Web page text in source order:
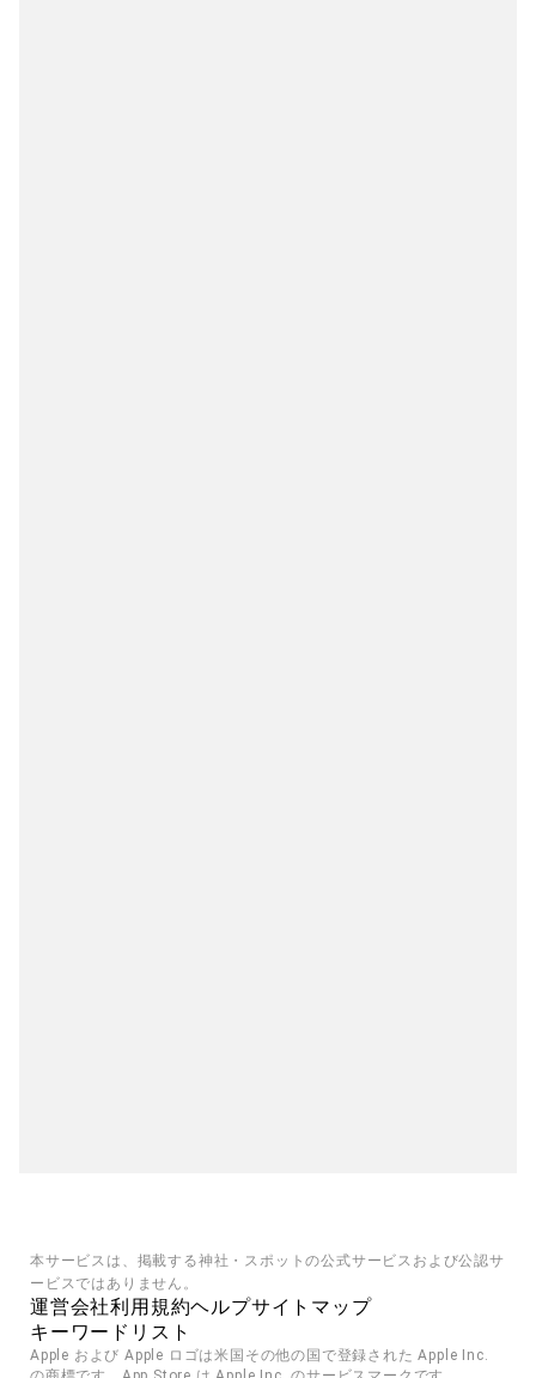
本サービスは、掲載する神社・スポットの公式サービスおよび公認サ
ービスではありません。
運営会社利用規約ヘルプサイトマップ
キーワードリスト
Apple および Apple ロゴは米国その他の国で登録された Apple Inc.